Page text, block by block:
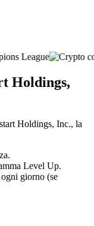
Holdings,
Holdings, Inc., la
Level Up.
giorno (se